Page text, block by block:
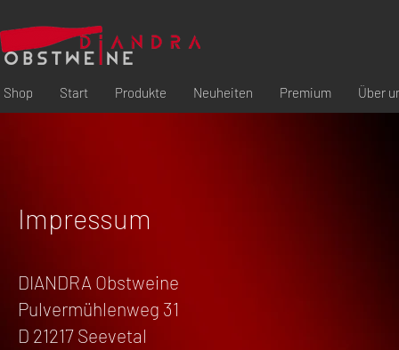
Shop Start Produkte Neuheiten Premium Über
Impressum
DIANDRA Obstweine
Pulvermühlenweg 31
D 21217 Seevetal